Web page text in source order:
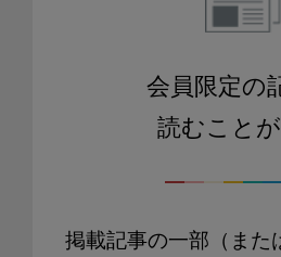
会員限定の
読むこと
掲載記事の一部（また